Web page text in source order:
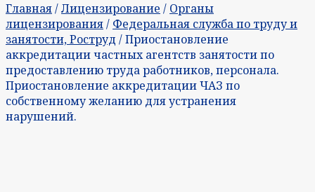
Главная/Лицензирование / Органы
лицензирования/ Федеральная служба по труду и
занятости, Роструд / Приостановление
аккредитации частных агентств занятости по
предоставлению труда работников, персонала.
Приостановление аккредитации ЧАЗ по
собственному желанию для устранения
нарушений.